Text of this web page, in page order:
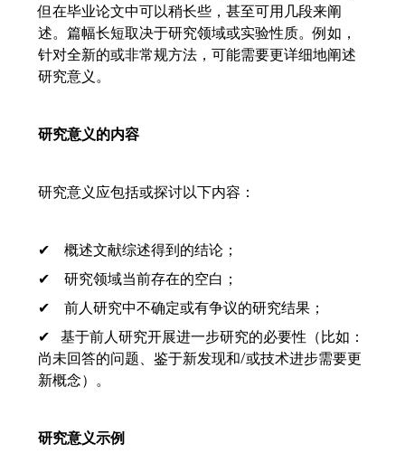
但在毕业论文中可以稍长些，甚至可用几段来阐
述。篇幅长短取决于研究领域或实验性质。例如，
针对全新的或非常规方法，可能需要更详细地阐述
研究意义。
研究意义的内容
研究意义应包括或探讨以下内容：
✔ 概述文献综述得到的结论；
✔ 研究领域当前存在的空白；
✔ 前人研究中不确定或有争议的研究结果；
✔ 基于前人研究开展进一步研究的必要性（比如：
尚未回答的问题、鉴于新发现和/或技术进步需要更
新概念）。
研究意义示例